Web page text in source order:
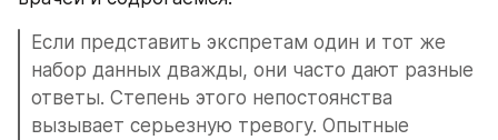
Если представить экспретам один и тот же
набор данных дважды, они часто дают разные
ответы. Степень этого непостоянства
вызывает серьезную тревогу. Опытные